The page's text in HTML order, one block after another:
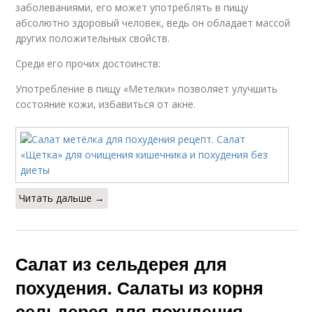
заболеваниями, его может употреблять в пищу
абсолютно здоровый человек, ведь он обладает массой
других положительных свойств.
Среди его прочих достоинств:
Употребление в пищу «Метелки» позволяет улучшить
состояние кожи, избавиться от акне.
Читать дальше →
Салат из сельдерея для
похудения. Салаты из корня